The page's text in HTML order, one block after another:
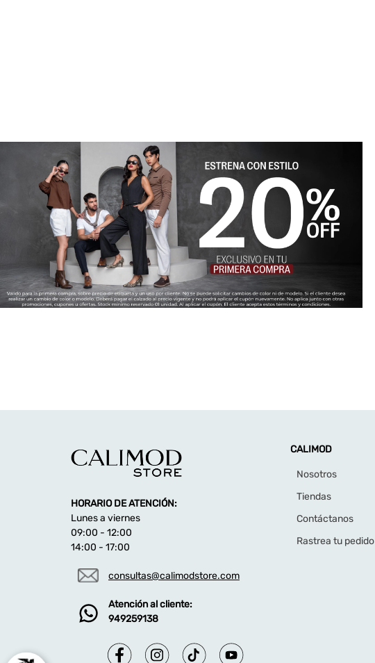
HORARIO DE ATENCIÓN:
Lunes a viernes
09:00 - 12:00
14:00 - 17:00
consultas@calimodstore.com
Atención al cliente:
949259138
CALIMOD
Nosotros
Tiendas
Contáctanos
Rastrea tu pedido